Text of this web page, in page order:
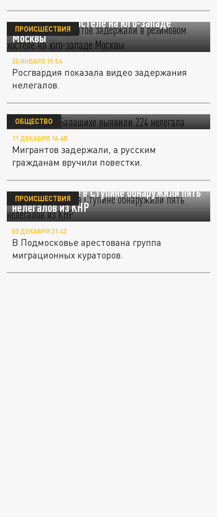
Полсотни мигрантов задержали в
"резиновом" хостеле на юго-западе
Москвы
ПРОИСШЕСТВИЯ
20 ЯНВАРЯ 19:54
Росгвардия показала видео задержания
нелегалов.
В хостеле в Балашихе выявили 224
нелегала
ОБЩЕСТВО
11 ДЕКАБРЯ 16:48
Мигрантов задержали, а русским
гражданам вручили повестки.
В частном доме в Ступине обнаружили пять
нелегалов из КНР
ПРОИСШЕСТВИЯ
03 ДЕКАБРЯ 21:42
В Подмосковье арестована группа
миграционных кураторов.